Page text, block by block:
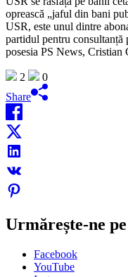
oprească „jaful din bani
USR, este unul dintre
partidul pentru
posesia PS News,
2
0
Share
Urmărește-ne
Facebook
YouTube